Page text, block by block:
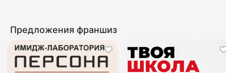
Предложения франшиз